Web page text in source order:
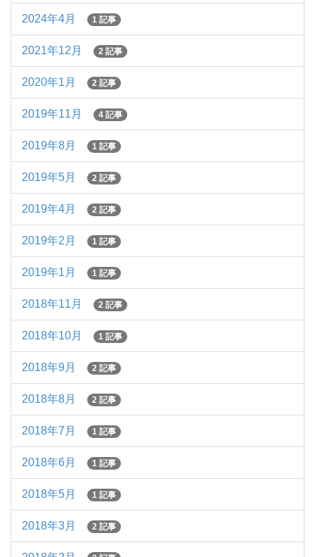
2024年4月 1 記事
2021年12月 2 記事
2020年1月 2 記事
2019年11月 4 記事
2019年8月 1 記事
2019年5月 2 記事
2019年4月 2 記事
2019年2月 1 記事
2019年1月 1 記事
2018年11月 2 記事
2018年10月 1 記事
2018年9月 2 記事
2018年8月 2 記事
2018年7月 1 記事
2018年6月 1 記事
2018年5月 1 記事
2018年3月 2 記事